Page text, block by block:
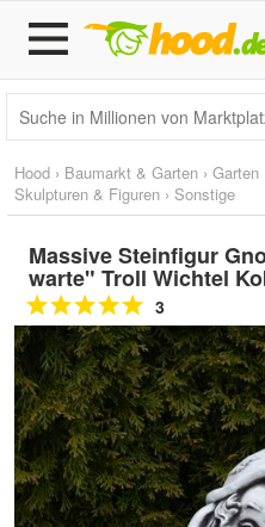
Hood › Baumarkt & Garten › Garten
Skulpturen & Figuren › Sonstige
Massive Steinfigur
warte" Troll Wichtel
3